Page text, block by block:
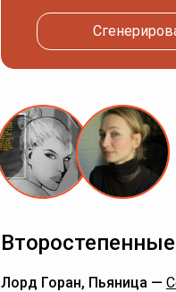
Лорд Горан, Пьяница —